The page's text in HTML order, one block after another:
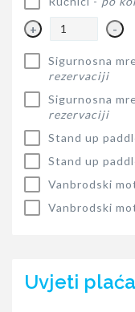
+ -
Sigurnosna
rezervaciji
Sigurnosna
rezervaciji
Stand up
Stand up
Vanbrodski
Vanbrodski
Uvjeti